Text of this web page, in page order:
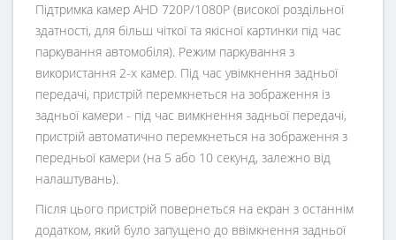
Підтримка камер AHD 720P/1080P (високої роздільної
здатності, для більш чіткої та якісної картинки під час
паркування автомобіля). Режим паркування з
використання 2-х камер. Під час увімкнення задньої
передачі, пристрій перемкнеться на зображення із
задньої камери - під час вимкнення задньої передачі,
пристрій автоматично перемкнеться на зображення з
передньої камери (на 5 або 10 секунд, залежно від
налаштувань).
Після цього пристрій повернеться на екран з останнім
додатком, який було запущено до ввімкнення задньої